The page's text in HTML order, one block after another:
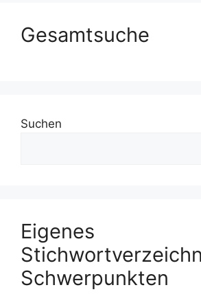
Gesamtsuche
Suchen
Eigenes
Schwerpunkten